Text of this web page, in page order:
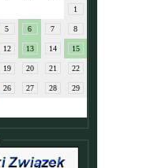
1
5 6 7 8
12 13 14 15
19 20 21 22
26 27 28 29